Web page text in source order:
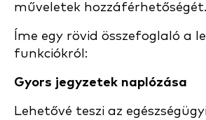
műveletek hozzáférhetőségét.
Íme egy rövid összefoglaló a
funkciókról:
Gyors jegyzetek naplózása
Lehetővé teszi az